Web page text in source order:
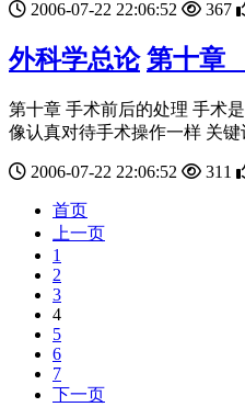
2006-07-22 22:06:52 367
外科学总论 第十章
第十章 手术前后的处理 手术
像认真对待手术操作一样 关
2006-07-22 22:06:52 311
首页
上一页
1
2
3
4
5
6
7
下一页